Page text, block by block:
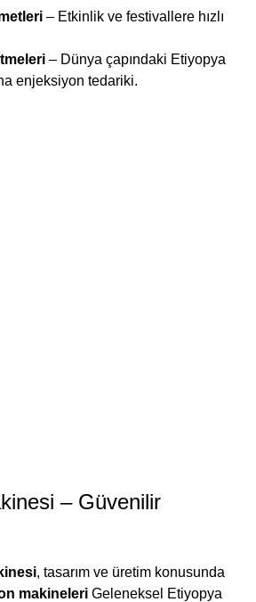
– Etkinlik ve festivallere hızlı
– Dünya çapındaki Etiyopya
enjeksiyon tedariki.
– Güvenilir
, tasarım ve üretim konusunda
makineleri Geleneksel Etiyopya